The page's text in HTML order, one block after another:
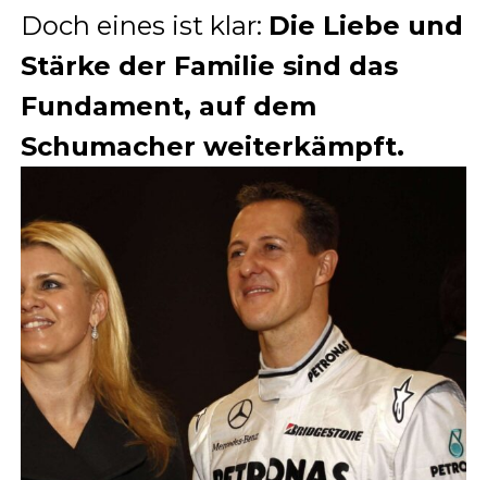
Doch eines ist klar: Die Liebe und
Stärke der Familie sind das
Fundament, auf dem
Schumacher weiterkämpft.